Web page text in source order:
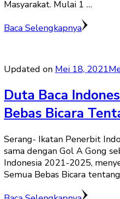
Masyarakat. Mulai 1 …
Baca Selengkapnya
Updated on Mei 18, 2021
Duta Baca
Bebas Bicara
Serang- Ikatan Penerbit
sama dengan Gol A Gong
Indonesia 2021-2025,
Semua Bebas Bicara